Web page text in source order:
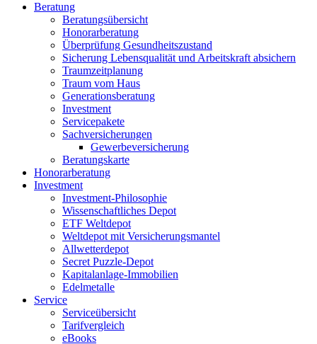
Beratung
Beratungsübersicht
Honorarberatung
Überprüfung Gesundheitszustand
Sicherung Lebensqualität und Arbeitskraft absichern
Traumzeitplanung
Traum vom Haus
Generationsberatung
Investment
Servicepakete
Sachversicherungen
Gewerbeversicherung
Beratungskarte
Honorarberatung
Investment
Investment-Philosophie
Wissenschaftliches Depot
ETF Weltdepot
Weltdepot mit Versicherungsmantel
Allwetterdepot
Secret Puzzle-Depot
Kapitalanlage-Immobilien
Edelmetalle
Service
Serviceübersicht
Tarifvergleich
eBooks